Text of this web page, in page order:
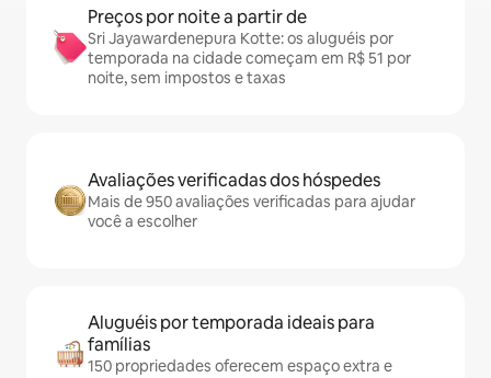
Preços por noite a partir de
Sri Jayawardenepura Kotte: os aluguéis por
temporada na cidade começam em R$ 51 por
noite, sem impostos e taxas
Avaliações verificadas dos hóspedes
Mais de 950 avaliações verificadas para ajudar
você a escolher
Aluguéis por temporada ideais para
famílias
150 propriedades oferecem espaço extra e